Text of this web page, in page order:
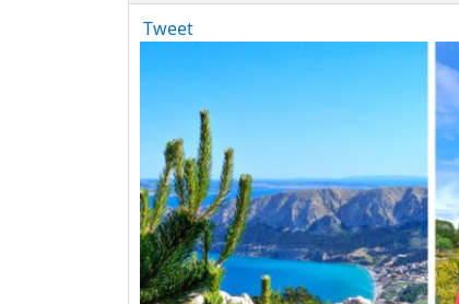
Tweet